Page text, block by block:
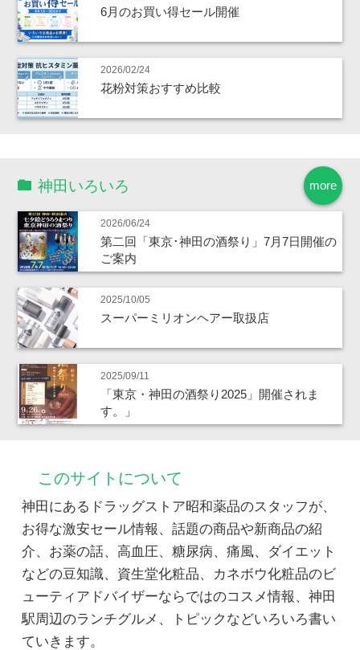
6月のお買い得セール開催
2026/02/24
花粉対策おすすめ比較
more
神田いろいろ
2026/06/24
第二回「東京･神田の酒祭り」7月7日開催の
ご案内
2025/10/05
スーパーミリオンヘアー取扱店
2025/09/11
「東京・神田の酒祭り2025」開催されま
す。」
このサイトについて
神田にあるドラッグストア昭和薬品のスタッフが、
お得な激安セール情報、話題の商品や新商品の紹
介、お薬の話、高血圧、糖尿病、痛風、ダイエット
などの豆知識、資生堂化粧品、カネボウ化粧品のビ
ューティアドバイザーならではのコスメ情報、神田
駅周辺のランチグルメ、トピックなどいろいろ書い
ていきます。